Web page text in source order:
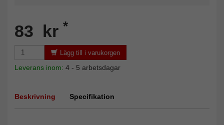
83 kr *
Lägg till i varukorgen
Leverans inom: 4 - 5 arbetsdagar
Beskrivning Specifikation